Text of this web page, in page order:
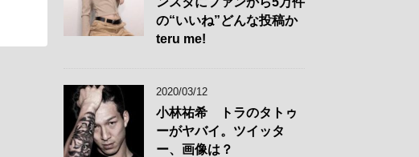
の“いいね”どんな投稿か
teru me!
2020/03/12
小林祐希 トラのタトゥ
ーがヤバイ。ツイッタ
ー、画像は？